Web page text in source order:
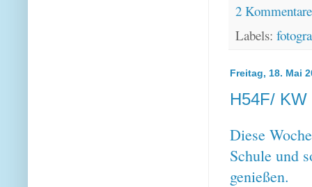
2
Labels:
Freitag, 18. Mai
H54F/
Diese
Schule und
genießen.